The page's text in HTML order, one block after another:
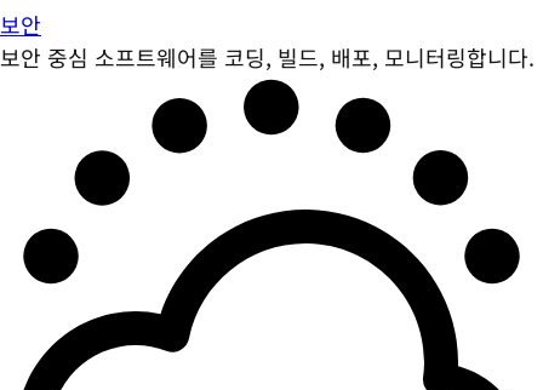
보안
보안 중심 소프트웨어를 코딩, 빌드, 배포, 모니터링합니다.